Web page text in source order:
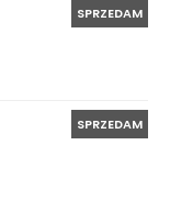
SPRZEDAM
SPRZEDAM